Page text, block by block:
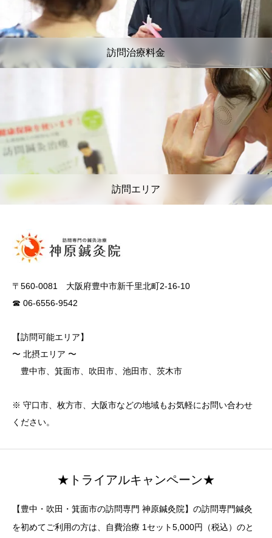
訪問治療料金
訪問エリア
〒560-0081 大阪府豊中市新千里北町2-16-10
☎ 06-6556-9542
【訪問可能エリア】
〜 北摂エリア 〜
豊中市、箕面市、吹田市、池田市、茨木市
※ 守口市、枚方市、大阪市などの地域もお気軽にお問い合わせ
ください。
★トライアルキャンペーン★
【豊中・吹田・箕面市の訪問専門 神原鍼灸院】の訪問専門鍼灸
を初めてご利用の方は、自費治療 1セット5,000円（税込）のと